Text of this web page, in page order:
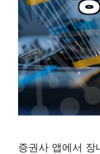
증권사 앱에서 장